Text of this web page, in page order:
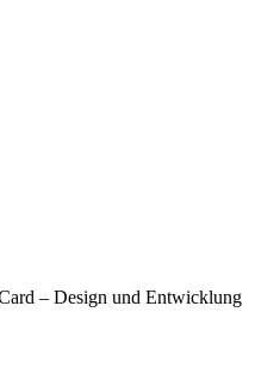
– Design und Entwicklung